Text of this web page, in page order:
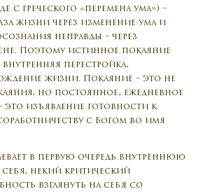
с греческого «перемена ума») –
жизни через изменение ума и
неправды – через
Поэтому истинное покаяние
перестройка,
жизни. Покаяние – это не
но постоянное, ежедневное
это изъявление готовности к
с Богом во имя
в первую очередь внутреннюю
некий критический
взглянуть на себя со